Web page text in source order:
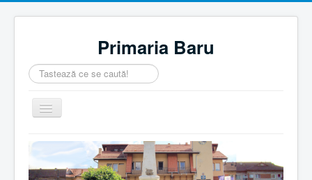
Primaria Baru
Căutare
...
Comută
navigarea
Home
Despre noi